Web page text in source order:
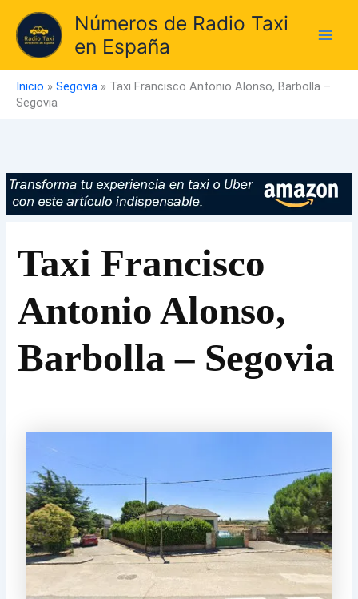
contenido
Números de Radio Taxi
en España
Inicio » Segovia » Taxi Francisco Antonio Alonso, Barbolla –
Segovia
Taxi Francisco
Antonio Alonso,
Barbolla – Segovia